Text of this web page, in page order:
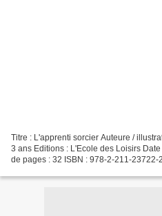
Titre : L'apprenti sorcier Auteure /
3 ans Editions : L'Ecole des Loisirs
de pages : 32 ISBN : 978-2-211-